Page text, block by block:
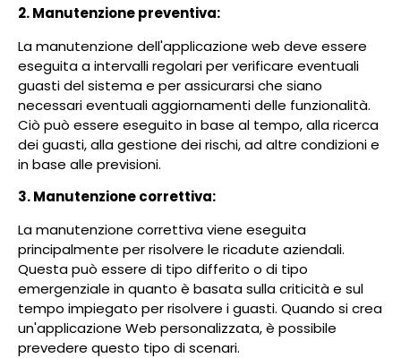
2. Manutenzione preventiva:
La manutenzione dell'applicazione web deve essere
eseguita a intervalli regolari per verificare eventuali
guasti del sistema e per assicurarsi che siano
necessari eventuali aggiornamenti delle funzionalità.
Ciò può essere eseguito in base al tempo, alla ricerca
dei guasti, alla gestione dei rischi, ad altre condizioni e
in base alle previsioni.
3. Manutenzione correttiva:
La manutenzione correttiva viene eseguita
principalmente per risolvere le ricadute aziendali.
Questa può essere di tipo differito o di tipo
emergenziale in quanto è basata sulla criticità e sul
tempo impiegato per risolvere i guasti. Quando si crea
un'applicazione Web personalizzata, è possibile
prevedere questo tipo di scenari.